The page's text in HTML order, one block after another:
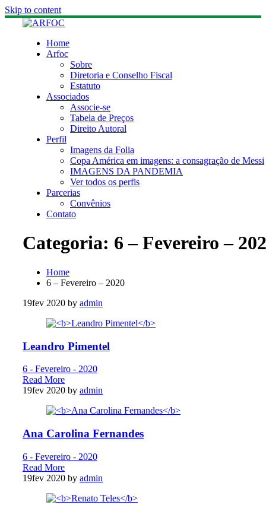
Skip to content
Home
Arfoc
Sobre
Diretoria e Conselho Fiscal
Estatuto
Associados
Associe-se
Tabela de Preços
Direito Autoral
Perfil
Imagens da Folia
Copa América em imagens: a consagração de Messi
IMAGENS DA PANDEMIA
Ver todos os perfis
Parcerias
Convênios
Contato
Categoria: 6 – Fevereiro –
Home
6 – Fevereiro – 2020
19fev 2020 by admin
Leandro Pimentel
6 - Fevereiro - 2020
Read More
19fev 2020 by admin
Ana Carolina Fernandes
6 - Fevereiro - 2020
Read More
19fev 2020 by admin